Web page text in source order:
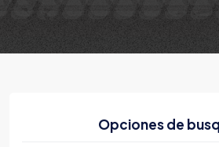
Opciones de